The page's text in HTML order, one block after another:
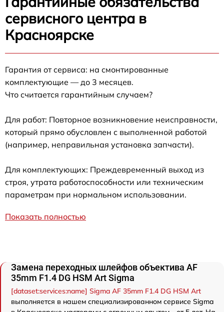
сервисного центра в
Красноярске
Гарантия от сервиса: на смонтированные
комплектующие — до 3 месяцев.
Что считается гарантийным случаем?
Для работ: Повторное возникновение неисправности,
который прямо обусловлен с выполненной работой
(например, неправильная установка запчасти).
Для комплектующих: Преждевременный выход из
строя, утрата работоспособности или техническим
параметрам при нормальном использовании.
Показать полностью
Замена переходных шлейфов объектива AF
35mm F1.4 DG HSM Art Sigma
[dataset:services:name] Sigma AF 35mm F1.4 DG HSM Art
выполняется в нашем специализированном сервисе Sigma